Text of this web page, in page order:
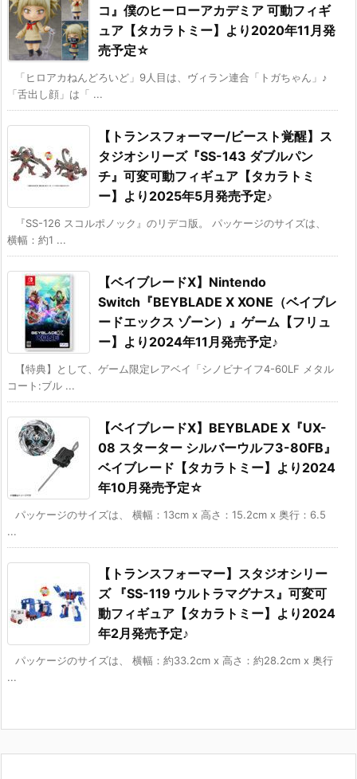
コ』僕のヒーローアカデミア 可動フィギ
ュア【タカラトミー】より2020年11月発
売予定☆
「ヒロアカねんどろいど」9人目は、ヴィラン連合「トガちゃん」♪
「舌出し顔」は「 ...
【トランスフォーマー/ビースト覚醒】ス
タジオシリーズ『SS-143 ダブルパン
チ』可変可動フィギュア【タカラトミ
ー】より2025年5月発売予定♪
『SS-126 スコルポノック』のリデコ版。 パッケージのサイズは、
横幅：約1 ...
【ベイブレードX】Nintendo
Switch『BEYBLADE X XONE（ベイブレ
ードエックス ゾーン）』ゲーム【フリュ
ー】より2024年11月発売予定♪
【特典】として、ゲーム限定レアベイ「シノビナイフ4-60LF メタル
コート:ブル ...
【ベイブレードX】BEYBLADE X『UX-
08 スターター シルバーウルフ3-80FB』
ベイブレード【タカラトミー】より2024
年10月発売予定☆
パッケージのサイズは、 横幅：13cm x 高さ：15.2cm x 奥行：6.5
...
【トランスフォーマー】スタジオシリー
ズ 『SS-119 ウルトラマグナス』可変可
動フィギュア【タカラトミー】より2024
年2月発売予定♪
パッケージのサイズは、 横幅：約33.2cm x 高さ：約28.2cm x 奥行
...